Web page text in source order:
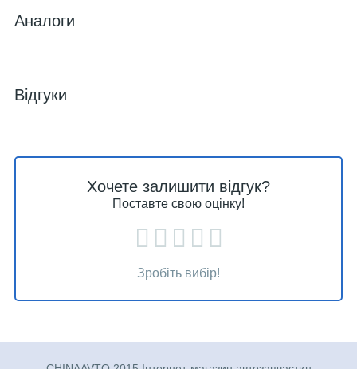
Аналоги
Відгуки
Хочете залишити відгук?
Поставте свою оцінку!
Зробіть вибір!